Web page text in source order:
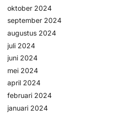
oktober 2024
september 2024
augustus 2024
juli 2024
juni 2024
mei 2024
april 2024
februari 2024
januari 2024